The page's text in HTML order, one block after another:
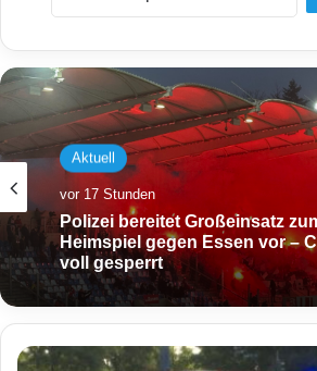
Aktuell
vor 17 Stunden
Polizei bereitet Großeinsatz
Heimspiel gegen Essen vor –
voll gesperrt
S